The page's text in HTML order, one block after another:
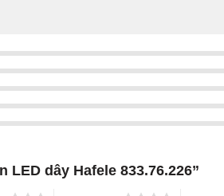
dây Hafele 833.76.226”